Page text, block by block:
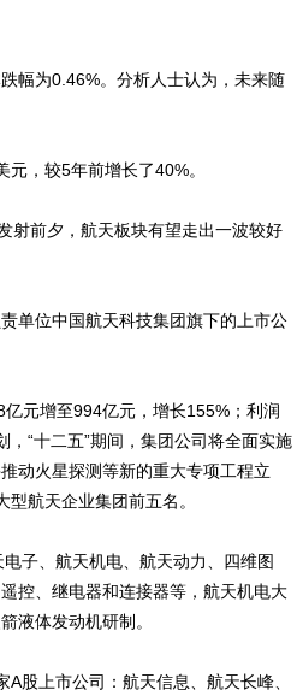
为0.46%。分析人士认为，未来随
，较5年前增长了40%。
前夕，航天板块有望走出一波较好
位中国航天科技集团旗下的上市公
元增至994亿元，增长155%；利润
“十二五”期间，集团公司将全面实施
动火星探测等新的重大专项工程立
航天企业集团前五名。
子、航天机电、航天动力、四维图
控、继电器和连接器等，航天机电大
液体发动机研制。
上市公司：航天信息、航天长峰、